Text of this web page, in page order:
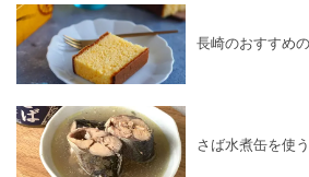
長崎のおすすめ
さば水煮缶を使